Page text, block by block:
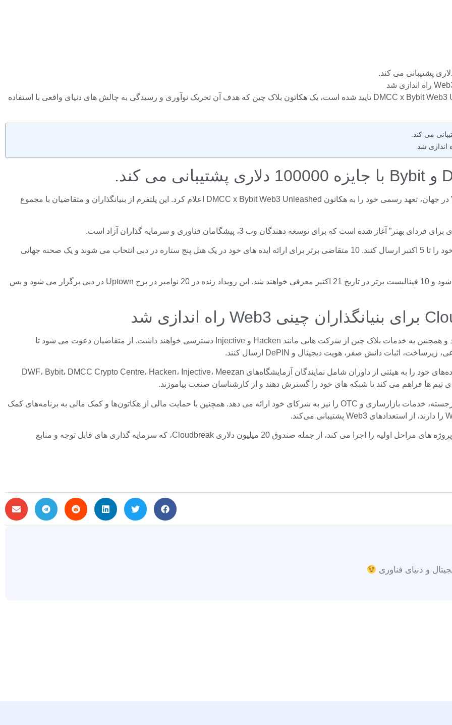
انکوباتور برتر Web3 DWF Labs به عنوان شریک رسمی DMCC x Bybit Web3 Unleashed تایید شده است، یک هکاتون بلاک چین که هدف آن تحریک نوآوری و رسیدگی به چالش های دنیای واقعی با استفاده
آزمایشگاه DWF، یکی از تاثیرگذارترین بازارسازان و شرکت های VC در جهان، تعهد رسمی خود را به هکاتون DMCC x Bybit Web3 Unleashed اعلام کرد. این پلتفرم از بنیانگذاران و متقاضیان با مجموع
تیم ها و پروژه ها برای شرکت در هکاتون Web3 باید درخواست های خود را تا 5 اکتبر ارسال کنند. 10 متقاضی برتر برای ارائه ایده های خود در یک هتل پنج ستاره در دبی انتخاب می شوند و یک صحنه جهانی
غربالگری اولیه اپلیکیشن های هکاتون بین 5 تا 18 مهرماه برگزار می شود و 10 فینالیست برتر در تاریخ 21 اکتبر معرفی خواهند شد. این رویداد زنده در 20 نوامبر در برج Uptown در دبی برگزار می شود و پس
به تیم های برنده جایزه ای به مبلغ 100000 USDT و خدمات ارائه شد و همچنین به خدمات بلاک چین از شرکت هایی مانند Hacken و Injective دسترسی خواهند داشت. از متقاضیان دعوت می شود تا
در رویداد بزرگ در دبی، فینالیست‌ها این فرصت را خواهند داشت تا ایده‌های خود را به هیئتی از داوران شامل نمایندگان آزمایشگاه‌های DWF، Bybit، DMCC Crypto Centre، Hacken، Injective، Meezan
آزمایشگاه DWF علاوه بر ارائه سرمایه اولیه برای استارت آپ های برجسته، خدمات بازارسازی و OTC را نیز به شرکای خود ارائه می دهد. همچنین با حمایت مالی از هکاتون‌ها و کمک مالی به برنامه‌های کمک
آزمایشگاه های DWF تعدادی برنامه اختصاص داده شده به حمایت از پروژه های مراحل اولیه را اجرا می کند، از جمله صندوق 20 میلیون دلاری Cloudbreak، که سرمایه گذاری های قابل توجه و منابع
و دنیای فناوری